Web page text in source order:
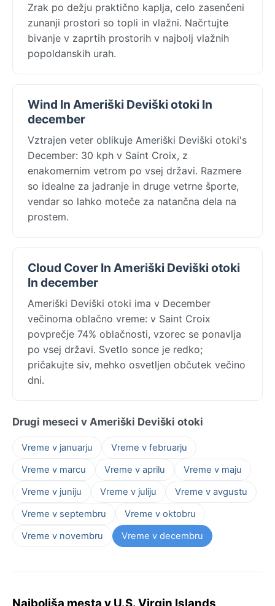
Zrak po dežju praktično kaplja, celo zasenčeni
zunanji prostori so topli in vlažni. Načrtujte
bivanje v zaprtih prostorih v najbolj vlažnih
popoldanskih urah.
Wind In Ameriški Deviški otoki In
december
Vztrajen veter oblikuje Ameriški Deviški otoki's
December: 30 kph v Saint Croix, z
enakomernim vetrom po vsej državi. Razmere
so idealne za jadranje in druge vetrne športe,
vendar so lahko moteče za natančna dela na
prostem.
Cloud Cover In Ameriški Deviški otoki
In december
Ameriški Deviški otoki ima v December
večinoma oblačno vreme: v Saint Croix
povprečje 74% oblačnosti, vzorec se ponavlja
po vsej državi. Svetlo sonce je redko;
pričakujte siv, mehko osvetljen občutek večino
dni.
Drugi meseci v Ameriški Deviški otoki
Vreme v januarju
Vreme v februarju
Vreme v marcu
Vreme v aprilu
Vreme v maju
Vreme v juniju
Vreme v juliju
Vreme v avgustu
Vreme v septembru
Vreme v oktobru
Vreme v novembru
Vreme v decembru
Najboljša mesta v U.S. Virgin Islands